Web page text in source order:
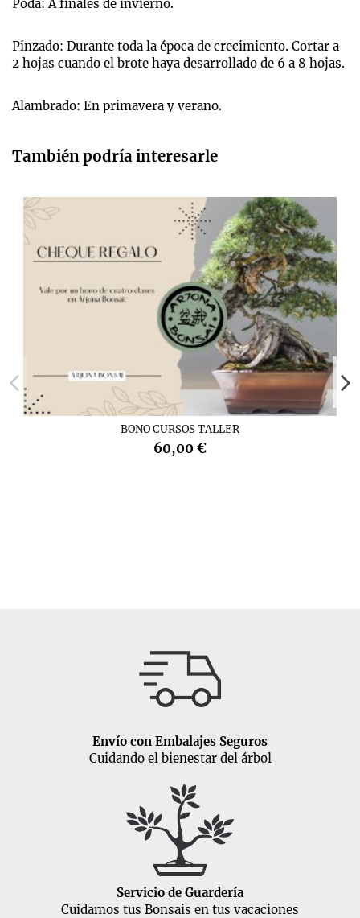
Poda: A finales de invierno.
Pinzado: Durante toda la época de crecimiento. Cortar a
2 hojas cuando el brote haya desarrollado de 6 a 8 hojas.
Alambrado: En primavera y verano.
También podría interesarle
BONO CURSOS TALLER
60,00 €
Envío con Embalajes Seguros
Cuidando el bienestar del árbol
Servicio de Guardería
Cuidamos tus Bonsais en tus vacaciones